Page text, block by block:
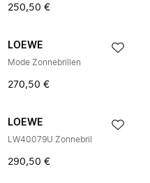
250,50 €
LOEWE
Mode Zonnebrillen
270,50 €
LOEWE
LW40079U Zonnebril
290,50 €